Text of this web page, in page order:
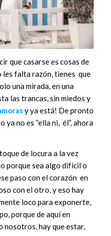
que casarse es cosas de
les falta razón, tienes que
una mirada, en una
las trancas, sin miedos y
y ya está! De pronto
ya no es “ella ni, él”, ahora
de locura a la vez
porque sea algo difícil o
paso con el corazón en
con el otro, y eso hay
loco para exponerte,
porque de aquí en
nosotros, hay que estar,